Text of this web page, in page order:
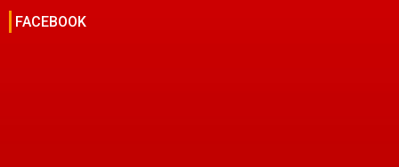
FACEBOOK